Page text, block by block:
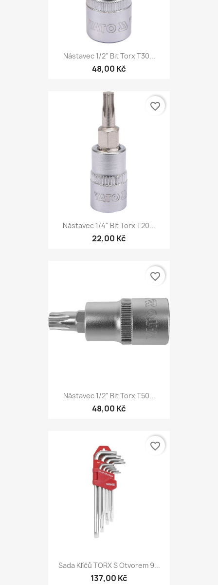
Nástavec 1/2" Bit Torx T30...
48,00 Kč
Nástavec 1/4" Bit Torx T20...
22,00 Kč
favorite_border
Nástavec 1/2" Bit Torx T50...
48,00 Kč
favorite_border
Sada Klíčů TORX S Otvorem 9...
137,00 Kč
favorite_border